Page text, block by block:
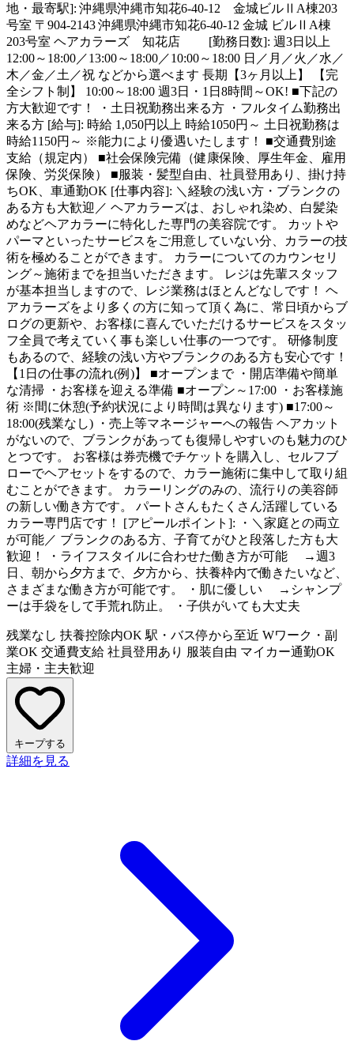
地・最寄駅]: 沖縄県沖縄市知花6-40-12 金城ビルⅡA棟203
号室 〒904-2143 沖縄県沖縄市知花6-40-12 金城 ビルⅡA棟
203号室 ヘアカラーズ 知花店 [勤務日数]: 週3日以上
12:00～18:00／13:00～18:00／10:00～18:00 日／月／火／水／
木／金／土／祝 などから選べます 長期【3ヶ月以上】 【完
全シフト制】 10:00～18:00 週3日・1日8時間～OK! ■下記の
方大歓迎です！ ・土日祝勤務出来る方 ・フルタイム勤務出
来る方 [給与]: 時給 1,050円以上 時給1050円～ 土日祝勤務は
時給1150円～ ※能力により優遇いたします！ ■交通費別途
支給（規定内） ■社会保険完備（健康保険、厚生年金、雇用
保険、労災保険） ■服装・髪型自由、社員登用あり、掛け持
ちOK、車通勤OK [仕事内容]: ＼経験の浅い方・ブランクの
ある方も大歓迎／ ヘアカラーズは、おしゃれ染め、白髪染
めなどヘアカラーに特化した専門の美容院です。 カットや
パーマといったサービスをご用意していない分、カラーの技
術を極めることができます。 カラーについてのカウンセリ
ング～施術までを担当いただきます。 レジは先輩スタッフ
が基本担当しますので、レジ業務はほとんどなしです！ ヘ
アカラーズをより多くの方に知って頂く為に、常日頃からブ
ログの更新や、お客様に喜んでいただけるサービスをスタッ
フ全員で考えていく事も楽しい仕事の一つです。 研修制度
もあるので、経験の浅い方やブランクのある方も安心です！
【1日の仕事の流れ(例)】 ■オープンまで ・開店準備や簡単
な清掃 ・お客様を迎える準備 ■オープン～17:00 ・お客様施
術 ※間に休憩(予約状況により時間は異なります) ■17:00～
18:00(残業なし) ・売上等マネージャーへの報告 ヘアカット
がないので、ブランクがあっても復帰しやすいのも魅力のひ
とつです。 お客様は券売機でチケットを購入し、セルフブ
ローでヘアセットをするので、カラー施術に集中して取り組
むことができます。 カラーリングのみの、流行りの美容師
の新しい働き方です。 パートさんもたくさん活躍している
カラー専門店です！ [アピールポイント]: ・＼家庭との両立
が可能／ ブランクのある方、子育てがひと段落した方も大
歓迎！ ・ライフスタイルに合わせた働き方が可能 →週3
日、朝から夕方まで、夕方から、扶養枠内で働きたいなど、
さまざまな働き方が可能です。 ・肌に優しい →シャンプ
ーは手袋をして手荒れ防止。 ・子供がいても大丈夫
残業なし 扶養控除内OK 駅・バス停から至近 Wワーク・副
業OK 交通費支給 社員登用あり 服装自由 マイカー通勤OK
主婦・主夫歓迎
キープする
詳細を見る